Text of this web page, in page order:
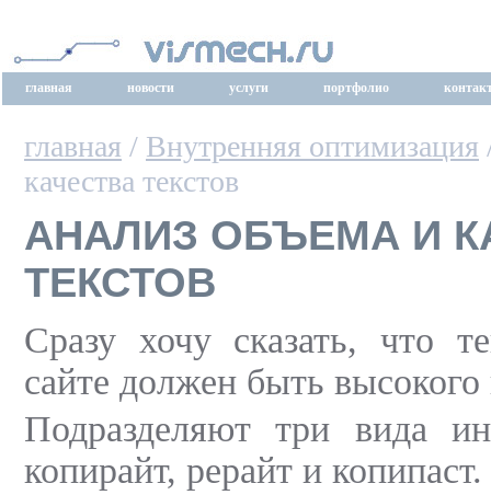
главная новости услуги портфолио
главная / Внутренняя оптимизация
качества текстов
АНАЛИЗ ОБЪЕМА И
ТЕКСТОВ
Сразу хочу сказать, что
сайте должен быть высокого
Подразделяют три вида
копирайт, рерайт и копипаст.